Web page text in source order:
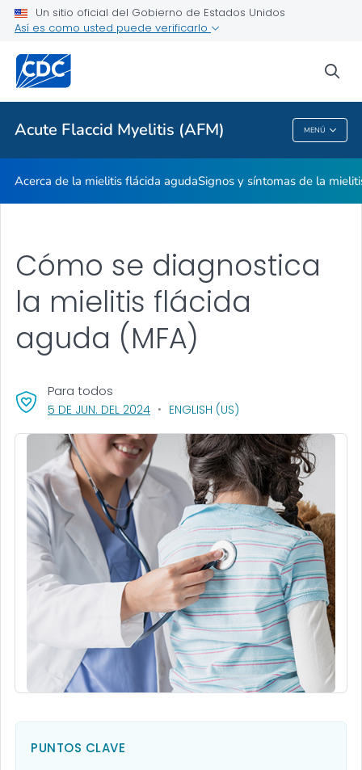
Un sitio oficial del Gobierno de Estados Unidos
Así es como usted puede verificarlo
Acute Flaccid Myelitis (AFM) MENÚ
Salud pública
Acute Flaccid Myelitis (AFM)
Acerca de la mielitis flácida agudaSignos y síntomas de la
Cómo se diagnostica
la mielitis flácida
aguda (MFA)
5 DE JUN. DEL 2024, VISIT LINK FOR DETAILS.
ENGLISH (US)
Para todos
PUNTOS CLAVE